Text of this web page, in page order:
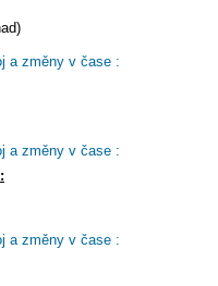
a změny v čase :
a změny v čase :
a změny v čase :